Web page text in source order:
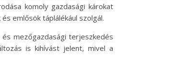
komoly gazdasági károkat
emlősök táplálékául szolgál.
mezőgazdasági terjeszkedés
is kihívást jelent, mivel a